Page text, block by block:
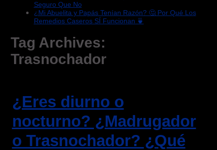
Seguro Que No
¿Mi Abuelita y Papás Tenían Razón? 🤔 Por Qué Los
Remedios Caseros SÍ Funcionan 🍵
Tag Archives:
Trasnochador
¿Eres diurno o
nocturno? ¿Madrugador
o Trasnochador? ¿Qué